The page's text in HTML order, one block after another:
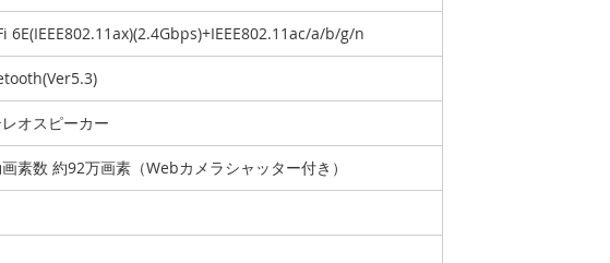
6E(IEEE802.11ax)(2.4Gbps)+IEEE802.11ac/a/b/g/n
オスピーカー
素数 約92万画素（Webカメラシャッター付き）